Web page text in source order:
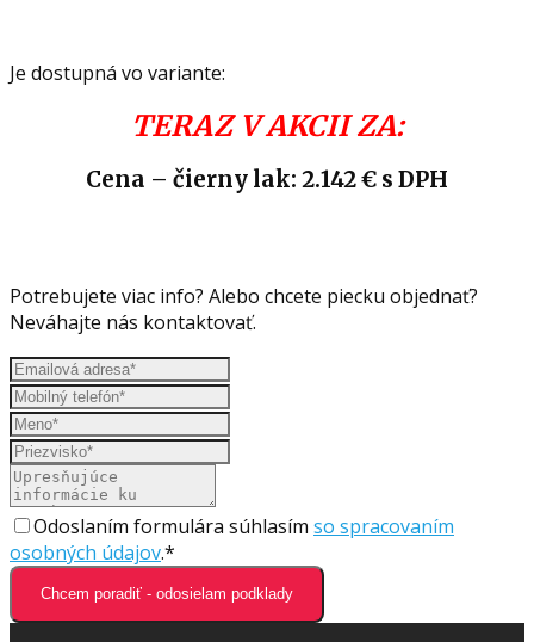
Je dostupná vo variante:
TERAZ V AKCII ZA:
Cena – čierny lak: 2.142 € s DPH
Potrebujete viac info? Alebo chcete piecku objednať?
Neváhajte nás kontaktovať.
Odoslaním formulára súhlasím so spracovaním
osobných údajov.*
Chcem poradiť - odosielam podklady